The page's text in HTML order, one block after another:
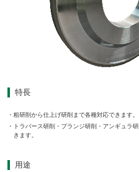
塩ビパイプ切断用（ポータブル）
コンクリート切断用（中口径）
石材切断用（中口径）
鋳鉄管切断用（中口径）
アスファルト切断用（中口径）
研削用
補修加工
穿孔
集じん工具
特長
粗研削から仕上げ研削まで各種対応できます。
トラバース研削・プランジ研削・アンギュラ
きます。
用途